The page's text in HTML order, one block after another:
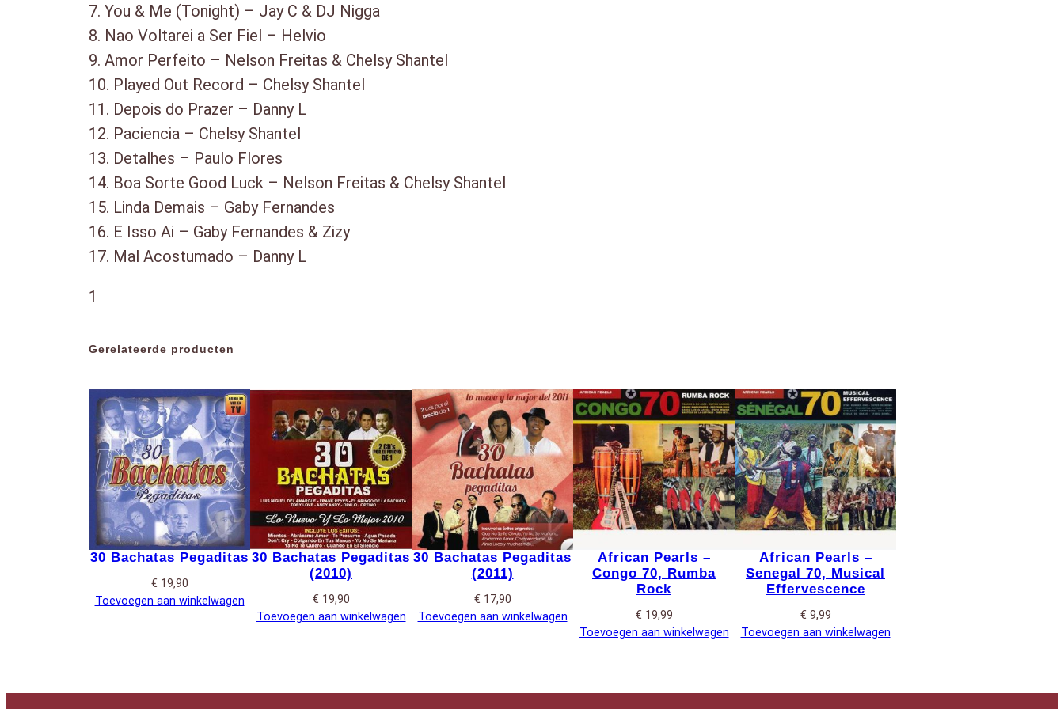
7. You & Me (Tonight) – Jay C & DJ Nigga
8. Nao Voltarei a Ser Fiel – Helvio
9. Amor Perfeito – Nelson Freitas & Chelsy Shantel
10. Played Out Record – Chelsy Shantel
11. Depois do Prazer – Danny L
12. Paciencia – Chelsy Shantel
13. Detalhes – Paulo Flores
14. Boa Sorte Good Luck – Nelson Freitas & Chelsy Shantel
15. Linda Demais – Gaby Fernandes
16. E Isso Ai – Gaby Fernandes & Zizy
17. Mal Acostumado – Danny L
1
Gerelateerde producten
30 Bachatas Pegaditas
€ 19,90
Toevoegen aan winkelwagen
30 Bachatas Pegaditas
(2010)
€ 19,90
Toevoegen aan winkelwagen
30 Bachatas Pegaditas
(2011)
€ 17,90
Toevoegen aan winkelwagen
African Pearls –
Congo 70, Rumba
Rock
€ 19,99
Toevoegen aan winkelwagen
African Pearls –
Senegal 70, Musical
Effervescence
€ 9,99
Toevoegen aan winkelwagen